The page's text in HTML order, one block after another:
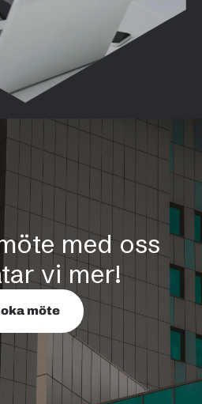
med oss
vi mer!
möte